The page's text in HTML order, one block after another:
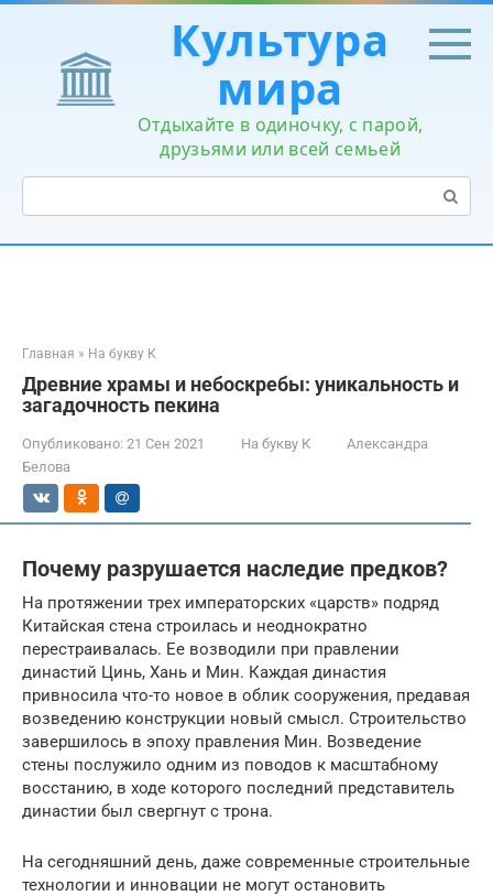
Перейти
контенту
Культура
мира
Отдыхайте в одиночку, с парой,
друзьями или всей семьей
Поиск:
Главная » На букву К
Древние храмы и небоскребы: уникальность и
загадочность пекина
Опубликовано: 21 Сен 2021 На букву К
Александра
Белова
Почему разрушается наследие предков?
На протяжении трех императорских «царств» подряд
Китайская стена строилась и неоднократно
перестраивалась. Ее возводили при правлении
династий Цинь, Хань и Мин. Каждая династия
привносила что-то новое в облик сооружения, предавая
возведению конструкции новый смысл. Строительство
завершилось в эпоху правления Мин. Возведение
стены послужило одним из поводов к масштабному
восстанию, в ходе которого последний представитель
династии был свергнут с трона.
На сегодняшний день, даже современные строительные
технологии и инновации не могут остановить